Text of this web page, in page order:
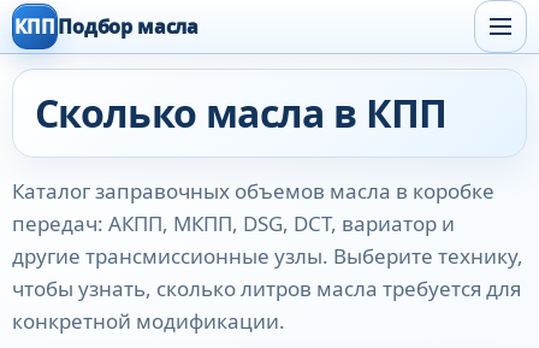
КПППодбор масла
Сколько масла в КПП
Каталог заправочных объемов масла в коробке
передач: АКПП, МКПП, DSG, DCT, вариатор и
другие трансмиссионные узлы. Выберите технику,
чтобы узнать, сколько литров масла требуется для
конкретной модификации.